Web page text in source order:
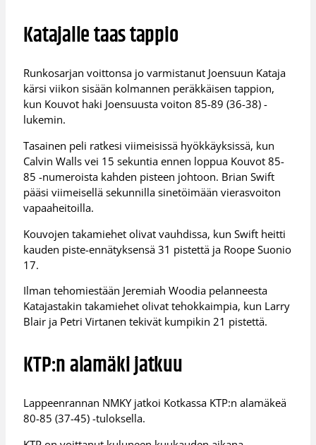
Katajalle taas tappio
Runkosarjan voittonsa jo varmistanut Joensuun Kataja
kärsi viikon sisään kolmannen peräkkäisen tappion,
kun Kouvot haki Joensuusta voiton 85-89 (36-38) -
lukemin.
Tasainen peli ratkesi viimeisissä hyökkäyksissä, kun
Calvin Walls vei 15 sekuntia ennen loppua Kouvot 85-
85 -numeroista kahden pisteen johtoon. Brian Swift
pääsi viimeisellä sekunnilla sinetöimään vierasvoiton
vapaaheitoilla.
Kouvojen takamiehet olivat vauhdissa, kun Swift heitti
kauden piste-ennätyksensä 31 pistettä ja Roope Suonio
17.
Ilman tehomiestään Jeremiah Woodia pelanneesta
Katajastakin takamiehet olivat tehokkaimpia, kun Larry
Blair ja Petri Virtanen tekivät kumpikin 21 pistettä.
KTP:n alamäki jatkuu
Lappeenrannan NMKY jatkoi Kotkassa KTP:n alamäkeä
80-85 (37-45) -tuloksella.